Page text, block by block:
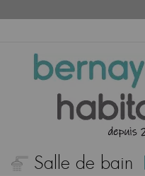
Salle de bain